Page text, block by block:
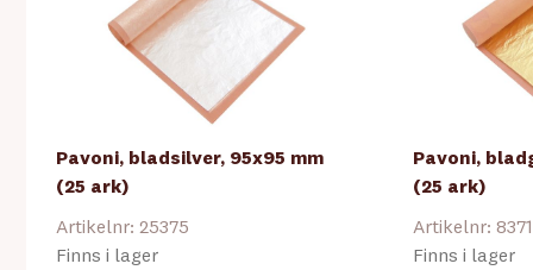
Pavoni, bladsilver, 95x95 mm
(25 ark)
Artikelnr: 25375
Finns i lager
Pavoni,
(25 ark)
Artikelnr:
Finns i lager